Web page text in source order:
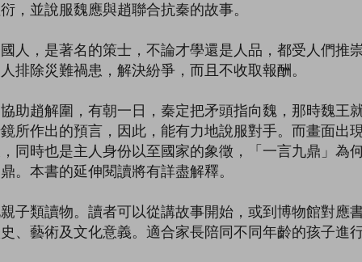
，並說服魏應與趙聯合抗秦的故事。
人，是著名的策士，不論才學還是人品，都受人們推
排除災難禍患，解決紛爭，而且不收取報酬。
助趙解圍，有朝一日，秦定把矛頭指向魏，那時魏王
所作出的預言，因此，能有力地說服對手。而畫面出
同時也是主人身份以至國家的象徵，「一言九鼎」為
。本書的延伸閱讀將有詳盡解釋。
子類讀物。讀者可以從講故事開始，或到博物館對應
、藝術及文化意義。適合家長陪同不同年齡的孩子進